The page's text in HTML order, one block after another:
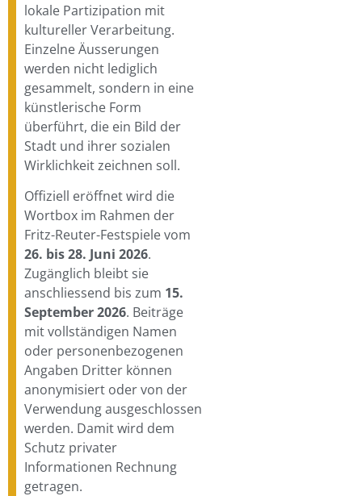
lokale Partizipation mit
kultureller Verarbeitung.
Einzelne Äusserungen
werden nicht lediglich
gesammelt, sondern in eine
künstlerische Form
überführt, die ein Bild der
Stadt und ihrer sozialen
Wirklichkeit zeichnen soll.
Offiziell eröffnet wird die
Wortbox im Rahmen der
Fritz-Reuter-Festspiele vom
26. bis 28. Juni 2026.
Zugänglich bleibt sie
anschliessend bis zum 15.
September 2026. Beiträge
mit vollständigen Namen
oder personenbezogenen
Angaben Dritter können
anonymisiert oder von der
Verwendung ausgeschlossen
werden. Damit wird dem
Schutz privater
Informationen Rechnung
getragen.